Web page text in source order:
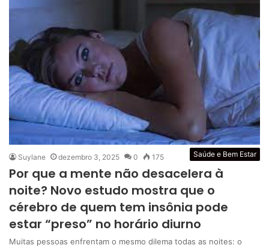
Saúde e Bem Estar
Suylane dezembro 3, 2025 0 175
Por que a mente não desacelera à
noite? Novo estudo mostra que o
cérebro de quem tem insônia pode
estar “preso” no horário diurno
Muitas pessoas enfrentam o mesmo dilema todas as noites: o